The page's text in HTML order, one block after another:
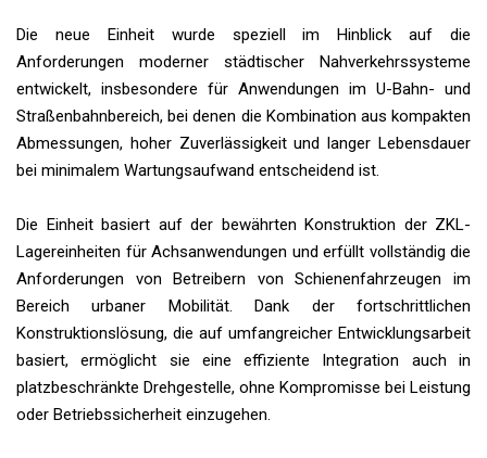
Die neue Einheit wurde speziell im Hinblick auf die
Anforderungen moderner städtischer Nahverkehrssysteme
entwickelt, insbesondere für Anwendungen im U-Bahn- und
Straßenbahnbereich, bei denen die Kombination aus kompakten
Abmessungen, hoher Zuverlässigkeit und langer Lebensdauer
bei minimalem Wartungsaufwand entscheidend ist.
Die Einheit basiert auf der bewährten Konstruktion der ZKL-
Lagereinheiten für Achsanwendungen und erfüllt vollständig die
Anforderungen von Betreibern von Schienenfahrzeugen im
Bereich urbaner Mobilität. Dank der fortschrittlichen
Konstruktionslösung, die auf umfangreicher Entwicklungsarbeit
basiert, ermöglicht sie eine effiziente Integration auch in
platzbeschränkte Drehgestelle, ohne Kompromisse bei Leistung
oder Betriebssicherheit einzugehen.